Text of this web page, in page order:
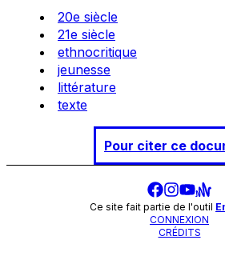
20e siècle
21e siècle
ethnocritique
jeunesse
littérature
texte
Pour citer ce
Ce site fait partie de l'outil
CONNEXION
CRÉDITS